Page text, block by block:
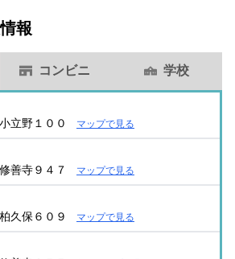
報
コンビニ 学校
立野１００ マップで見る
善寺９４７ マップで見る
久保６０９ マップで見る